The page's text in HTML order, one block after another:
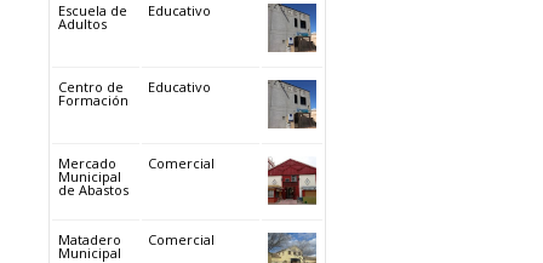
Escuela de
Adultos
Educativo
Centro de
Formación
Educativo
Mercado
Municipal
de Abastos
Comercial
Matadero
Municipal
Comercial